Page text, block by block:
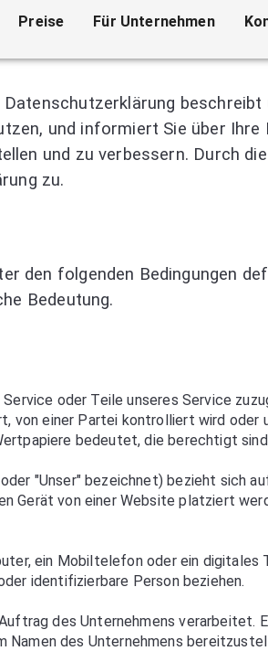
Preise Für Unternehmen
und informiert Sie über
und zu verbessern. Durch
zu.
den folgenden Bedingungen
Bedeutung.
oder Teile unseres Service
von einer Partei kontrolliert wird
bedeutet, die berechtigt
"Unser" bezeichnet) bezieht sich
Gerät von einer Website platziert
ein Mobiltelefon oder ein digitales
identifizierbare Person beziehen.
des Unternehmens verarbeitet.
des Unternehmens